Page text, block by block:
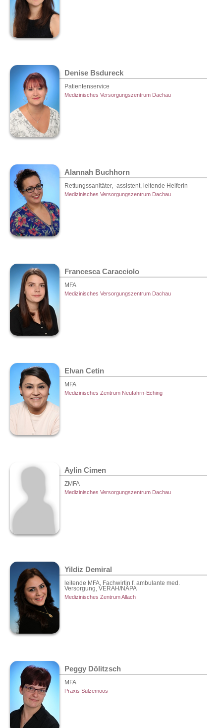
Denise Bsdureck
Patientenservice
Medizinisches Versorgungszentrum Dachau
Alannah Buchhorn
Rettungssanitäter, -assistent, leitende Helferin
Medizinisches Versorgungszentrum Dachau
Francesca Caracciolo
MFA
Medizinisches Versorgungszentrum Dachau
Elvan Cetin
MFA
Medizinisches Zentrum Neufahrn-Eching
Aylin Cimen
ZMFA
Medizinisches Versorgungszentrum Dachau
Yildiz Demiral
leitende MFA, Fachwirtin f. ambulante med.
Versorgung, VERAH/NÄPA
Medizinisches Zentrum Allach
Peggy Dölitzsch
MFA
Praxis Sulzemoos